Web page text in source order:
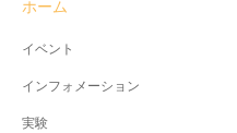
ホーム
イベント
インフォメーション
実験